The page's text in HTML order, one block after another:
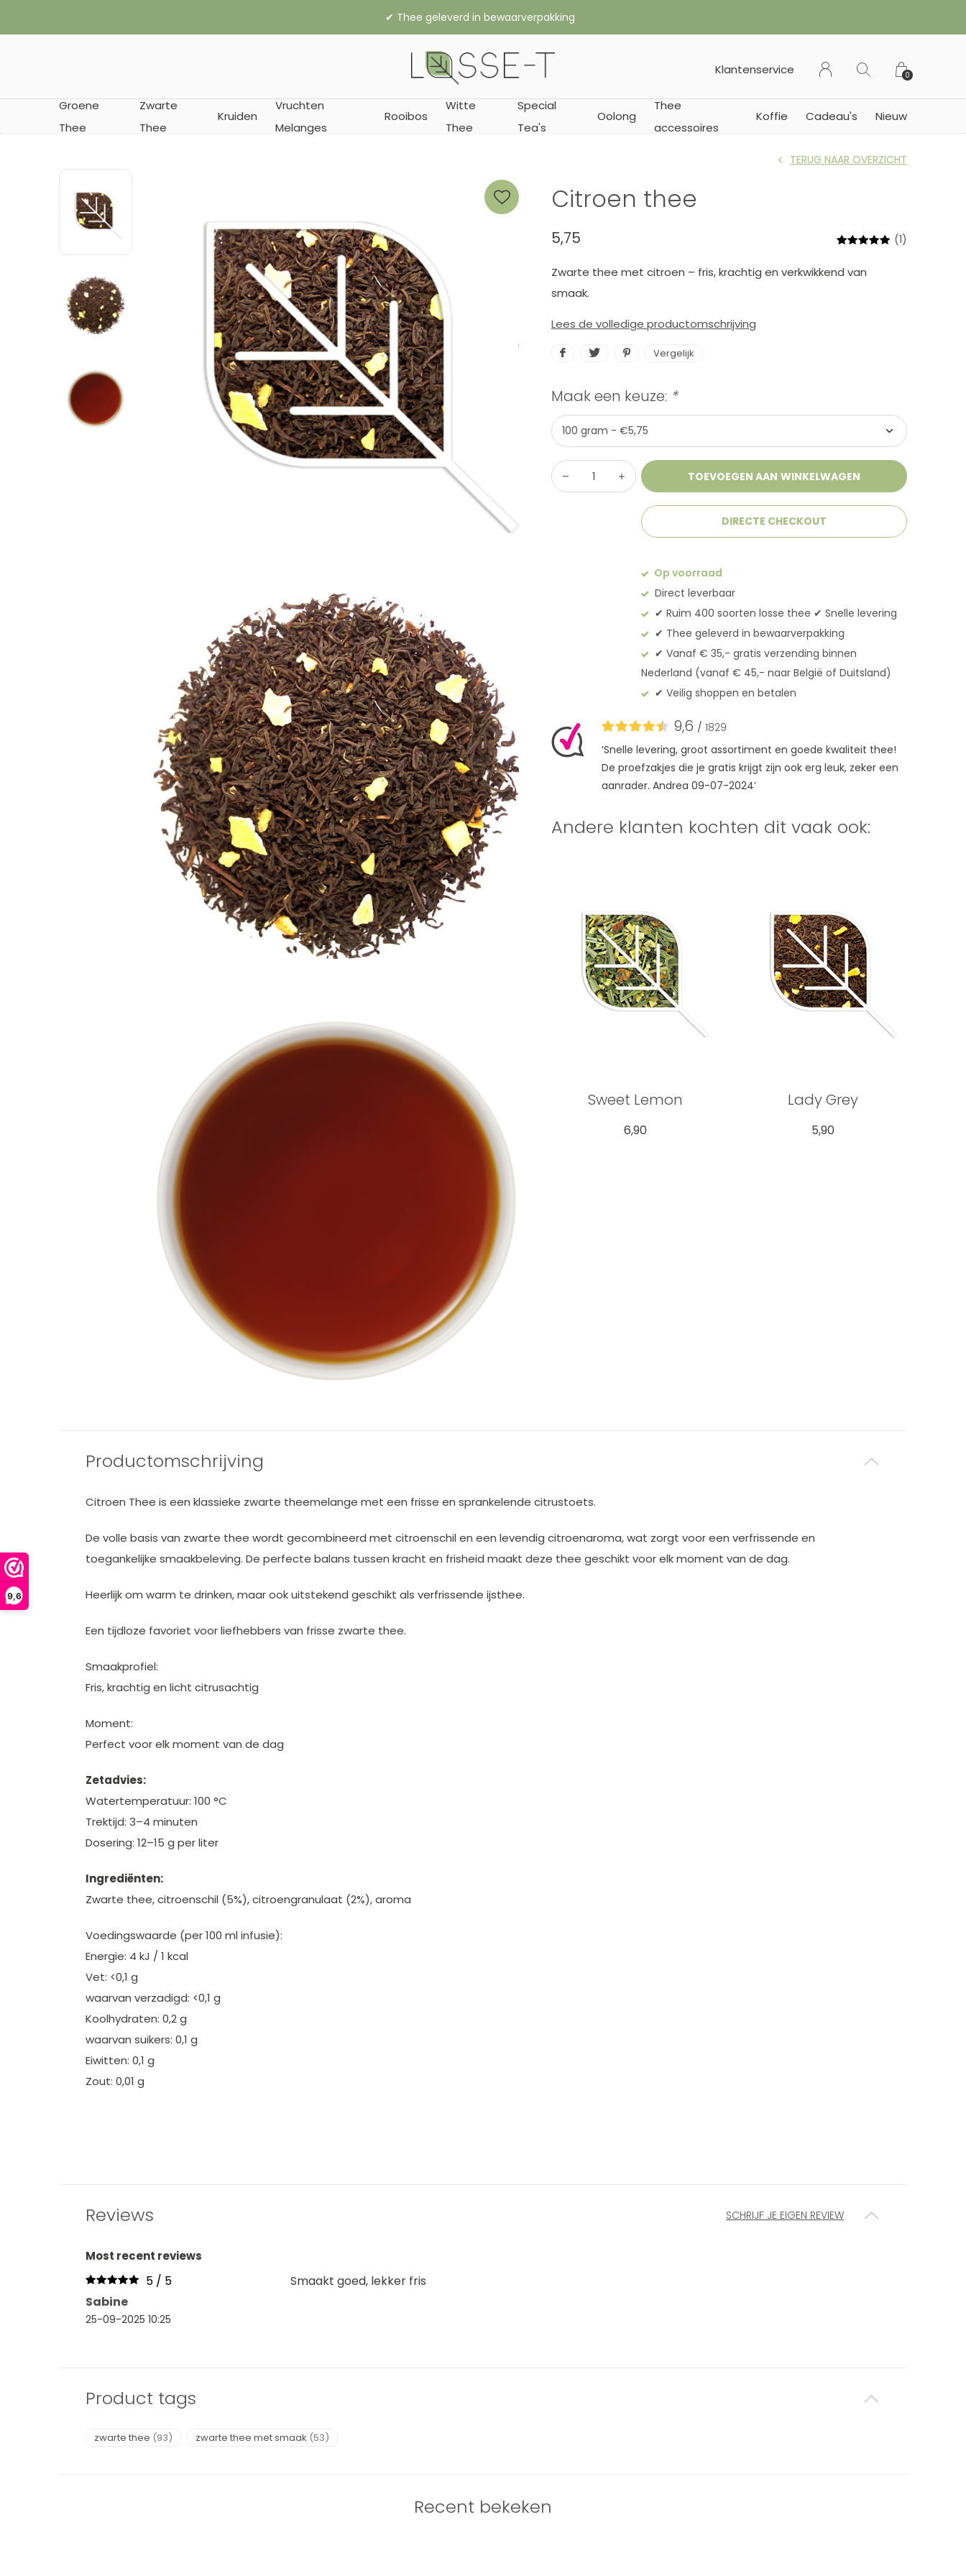
9,6
Groene
Thee
Zwarte
Thee
Kruiden
Vruchten
Melanges
Rooibos
Witte
Thee
Special
Tea's
Oolong
Thee
accessoires
Koffie Cadeau's Nieuw
Klantenservice 0
✔︎ Thee geleverd in bewaarverpakking
Citroen thee
TERUG NAAR OVERZICHT
5,75 (1)
Zwarte thee met citroen – fris, krachtig en verkwikkend van
smaak.
Lees de volledige productomschrijving
Vergelijk
Maak een keuze: *
TOEVOEGEN AAN WINKELWAGEN
DIRECTE CHECKOUT
Op voorraad
Direct leverbaar
✔︎ Ruim 400 soorten losse thee ✔︎ Snelle levering
✔︎ Thee geleverd in bewaarverpakking
✔︎ Vanaf € 35,- gratis verzending binnen
Nederland (vanaf € 45,- naar België of Duitsland)
✔︎ Veilig shoppen en betalen
9,6 / 1829
‘Snelle levering, groot assortiment en goede kwaliteit thee!
De proefzakjes die je gratis krijgt zijn ook erg leuk, zeker een
aanrader. Andrea 09-07-2024’
Andere klanten kochten dit vaak ook:
Sweet Lemon
6,90
Lady Grey
5,90
Productomschrijving
Citroen Thee is een klassieke zwarte theemelange met een frisse en sprankelende citrustoets.
De volle basis van zwarte thee wordt gecombineerd met citroenschil en een levendig citroenaroma, wat zorgt voor een verfrissende en
toegankelijke smaakbeleving. De perfecte balans tussen kracht en frisheid maakt deze thee geschikt voor elk moment van de dag.
Heerlijk om warm te drinken, maar ook uitstekend geschikt als verfrissende ijsthee.
Een tijdloze favoriet voor liefhebbers van frisse zwarte thee.
Smaakprofiel:
Fris, krachtig en licht citrusachtig
Moment:
Perfect voor elk moment van de dag
Zetadvies:
Watertemperatuur: 100 °C
Trektijd: 3–4 minuten
Dosering: 12–15 g per liter
Ingrediënten:
Zwarte thee, citroenschil (5%), citroengranulaat (2%), aroma
Voedingswaarde (per 100 ml infusie):
Energie: 4 kJ / 1 kcal
Vet: <0,1 g
waarvan verzadigd: <0,1 g
Koolhydraten: 0,2 g
waarvan suikers: 0,1 g
Eiwitten: 0,1 g
Zout: 0,01 g
Reviews SCHRIJF JE EIGEN REVIEW
Most recent reviews
5 / 5
Sabine
25-09-2025 10:25
Smaakt goed, lekker fris
Product tags
zwarte thee (93) zwarte thee met smaak (53)
Recent bekeken